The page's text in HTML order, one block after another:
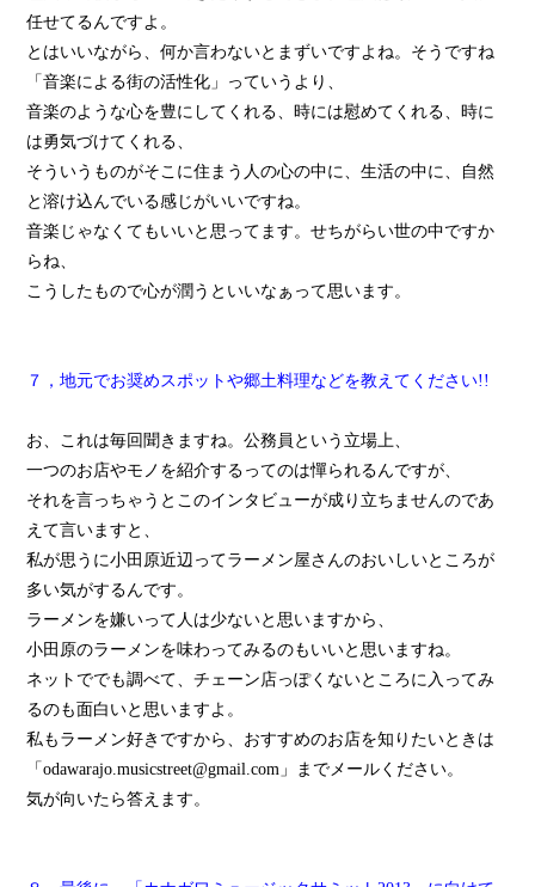
任せてるんですよ。
とはいいながら、何か言わないとまずいですよね。そうですね
「音楽による街の活性化」っていうより、
音楽のような心を豊にしてくれる、時には慰めてくれる、時に
は勇気づけてくれる、
そういうものがそこに住まう人の心の中に、生活の中に、自然
と溶け込んでいる感じがいいですね。
音楽じゃなくてもいいと思ってます。せちがらい世の中ですか
らね、
こうしたもので心が潤うといいなぁって思います。
７，地元でお奨めスポットや郷土料理などを教えてください!!
お、これは毎回聞きますね。公務員という立場上、
一つのお店やモノを紹介するってのは憚られるんですが、
それを言っちゃうとこのインタビューが成り立ちませんのであ
えて言いますと、
私が思うに小田原近辺ってラーメン屋さんのおいしいところが
多い気がするんです。
ラーメンを嫌いって人は少ないと思いますから、
小田原のラーメンを味わってみるのもいいと思いますね。
ネットででも調べて、チェーン店っぽくないところに入ってみ
るのも面白いと思いますよ。
私もラーメン好きですから、おすすめのお店を知りたいときは
「odawarajo.musicstreet@gmail.com」までメールください。
気が向いたら答えます。